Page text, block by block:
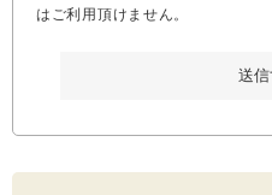
はご利用頂けません。